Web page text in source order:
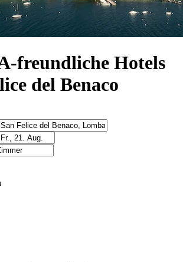
freundliche Hotels
del Benaco